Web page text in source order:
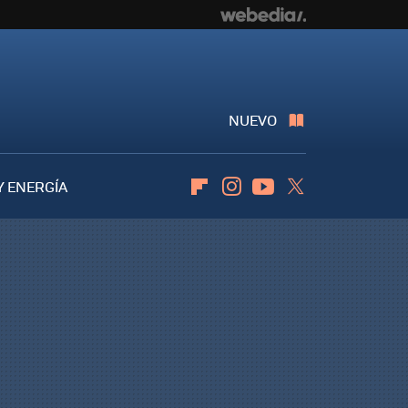
NUEVO
ENERGÍA FlipboardInstagramYoutube